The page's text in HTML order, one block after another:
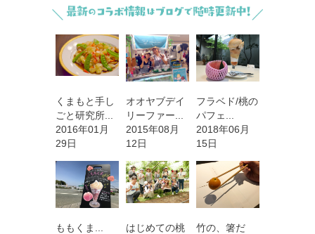
くまもと手し
ごと研究所...
2016年01月
29日
オオヤブデイ
リーファー...
2015年08月
12日
フラベド/桃の
パフェ...
2018年06月
15日
ももくま...
はじめての桃
竹の、箸だ